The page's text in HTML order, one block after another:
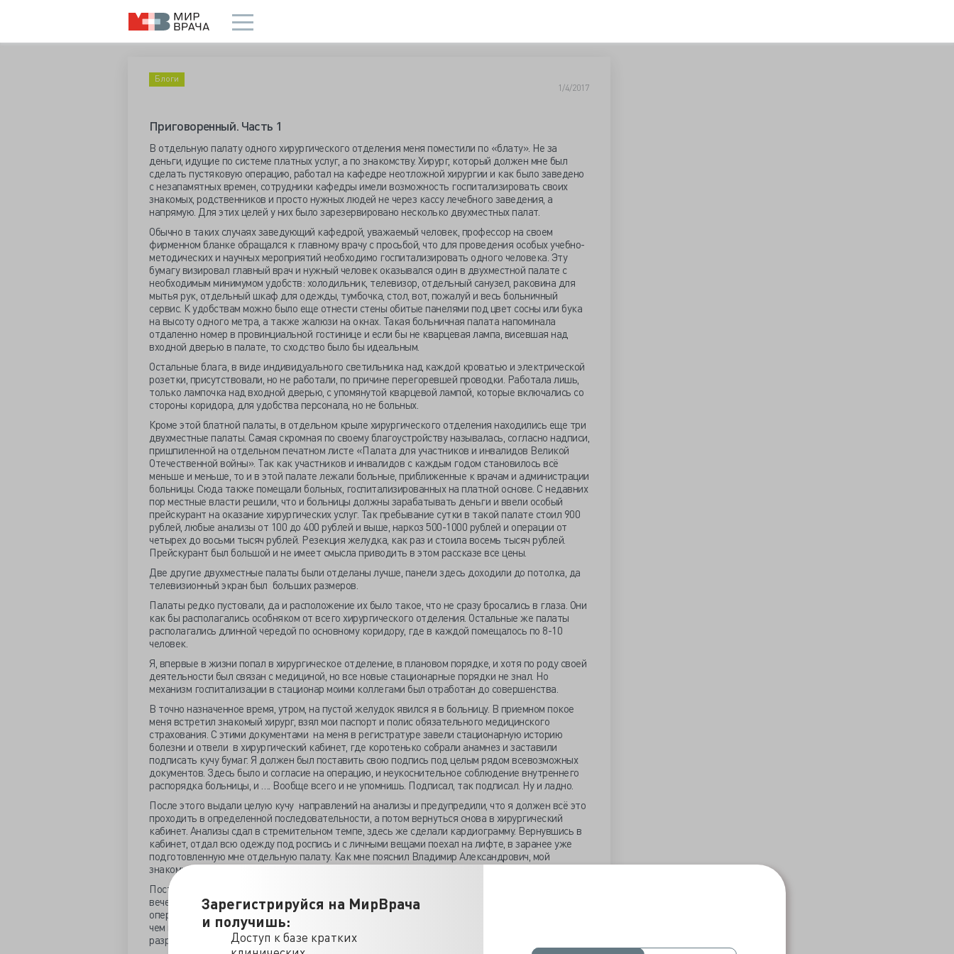
Зарегистрируйся на МирВрача
и получишь:
Доступ к базе кратких
Блоги
1/4/2017
Приговоренный. Часть 1
В отдельную палату одного хирургического отделения меня поместили по «блату». Не за
деньги, идущие по системе платных услуг, а по знакомству. Хирург, который должен мне был
сделать пустяковую операцию, работал на кафедре неотложной хирургии и как было заведено
с незапамятных времен, сотрудники кафедры имели возможность госпитализировать своих
знакомых, родственников и просто нужных людей не через кассу лечебного заведения, а
напрямую. Для этих целей у них было зарезервировано несколько двухместных палат.
Обычно в таких случаях заведующий кафедрой, уважаемый человек, профессор на своем
фирменном бланке обращался к главному врачу с просьбой, что для проведения особых учебно-
методических и научных мероприятий необходимо госпитализировать одного человека. Эту
бумагу визировал главный врач и нужный человек оказывался один в двухместной палате с
необходимым минимумом удобств: холодильник, телевизор, отдельный санузел, раковина для
мытья рук, отдельный шкаф для одежды, тумбочка, стол, вот, пожалуй и весь больничный
сервис. К удобствам можно было еще отнести стены обитые панелями под цвет сосны или бука
на высоту одного метра, а также жалюзи на окнах. Такая больничная палата напоминала
отдаленно номер в провинциальной гостинице и если бы не кварцевая лампа, висевшая над
входной дверью в палате, то сходство было бы идеальным.
Остальные блага, в виде индивидуального светильника над каждой кроватью и электрической
розетки, присутствовали, но не работали, по причине перегоревшей проводки. Работала лишь,
только лампочка над входной дверью, с упомянутой кварцевой лампой, которые включались со
стороны коридора, для удобства персонала, но не больных.
Кроме этой блатной палаты, в отдельном крыле хирургического отделения находились еще три
двухместные палаты. Самая скромная по своему благоустройству называлась, согласно надписи,
пришпиленной на отдельном печатном листе «Палата для участников и инвалидов Великой
Отечественной войны». Так как участников и инвалидов с каждым годом становилось всё
меньше и меньше, то и в этой палате лежали больные, приближенные к врачам и администрации
больницы. Сюда также помещали больных, госпитализированных на платной основе. С недавних
пор местные власти решили, что и больницы должны зарабатывать деньги и ввели особый
прейскурант на оказание хирургических услуг. Так пребывание сутки в такой палате стоил 900
рублей, любые анализы от 100 до 400 рублей и выше, наркоз 500-1000 рублей и операции от
четырех до восьми тысяч рублей. Резекция желудка, как раз и стоила восемь тысяч рублей.
Прейскурант был большой и не имеет смысла приводить в этом рассказе все цены.
Две другие двухместные палаты были отделаны лучше, панели здесь доходили до потолка, да
телевизионный экран был больших размеров.
Палаты редко пустовали, да и расположение их было такое, что не сразу бросались в глаза. Они
как бы располагались особняком от всего хирургического отделения. Остальные же палаты
располагались длинной чередой по основному коридору, где в каждой помещалось по 8-10
человек.
Я, впервые в жизни попал в хирургическое отделение, в плановом порядке, и хотя по роду своей
деятельности был связан с медициной, но все новые стационарные порядки не знал. Но
механизм госпитализации в стационар моими коллегами был отработан до совершенства.
В точно назначенное время, утром, на пустой желудок явился я в больницу. В приемном покое
меня встретил знакомый хирург, взял мои паспорт и полис обязательного медицинского
страхования. С этими документами на меня в регистратуре завели стационарную историю
болезни и отвели в хирургический кабинет, где коротенько собрали анамнез и заставили
подписать кучу бумаг. Я должен был поставить свою подпись под целым рядом всевозможных
документов. Здесь было и согласие на операцию, и неукоснительное соблюдение внутреннего
распорядка больницы, и …. Вообще всего и не упомнишь. Подписал, так подписал. Ну и ладно.
После этого выдали целую кучу направлений на анализы и предупредили, что я должен всё это
проходить в определенной последовательности, а потом вернуться снова в хирургический
кабинет. Анализы сдал в стремительном темпе, здесь же сделали кардиограмму. Вернувшись в
кабинет, отдал всю одежду под роспись и с личными вещами поехал на лифте, в заранее уже
подготовленную мне отдельную палату. Как мне пояснил Владимир Александрович, мой
знакомый хирург, в этой палате я буду находиться один и никого ко мне больше не подселят.
Постовая медсестра препроводила меня в палату и предупредила, чтобы я после десяти часов
вечера не пил воду и не употреблял пищу. В противном случае, меня могли снять прямо с
операционного стола, как неподготовленного к операции. А пока, посоветовала отдыхать и ни о
чем плохом не думать. Легко сказать ни о чем не думать, если завтра тебе собираются
разрезать живот.